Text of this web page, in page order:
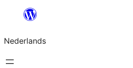
de
inhoud
Nederlands